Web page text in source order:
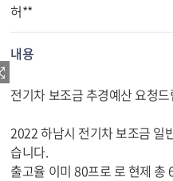
허**
내용
전기차 보조금 추경예산 요청
2022 하남시 전기차 보조금 일
습니다.
출고율 이미 80프로 로 현제 총